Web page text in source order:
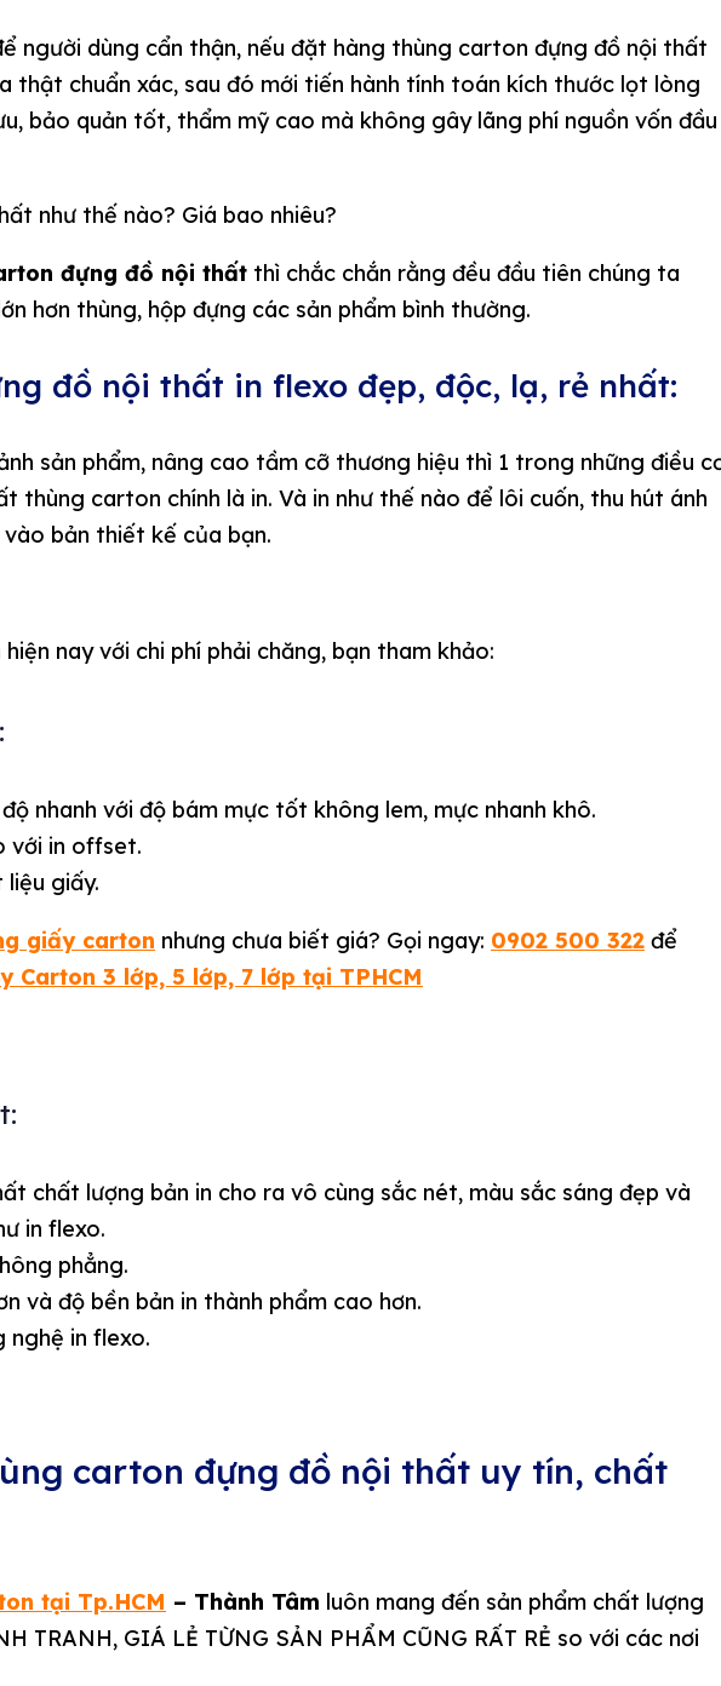
người dùng cẩn thận, nếu đặt hàng thùng carton đựng đồ nội thất
thật chuẩn xác, sau đó mới tiến hành tính toán kích thước lọt lòng
bảo quản tốt, thẩm mỹ cao mà không gây lãng phí nguồn vốn đầu
đựng đồ nội thất thì chắc chắn rằng đều đầu tiên chúng ta
hơn thùng, hộp đựng các sản phẩm bình thường.
đồ nội thất in flexo đẹp, độc, lạ, rẻ nhất:
sản phẩm, nâng cao tầm cỡ thương hiệu thì 1 trong những điều
thùng carton chính là in. Và in như thế nào để lôi cuốn, thu hút ánh
bản thiết kế của bạn.
nay với chi phí phải chăng, bạn tham khảo:
nhanh với độ bám mực tốt không lem, mực nhanh khô.
với in offset.
giấy.
giấy carton nhưng chưa biết giá? Gọi ngay: 0902 500 322 để
Carton 3 lớp, 5 lớp, 7 lớp tại TPHCM
chất lượng bản in cho ra vô cùng sắc nét, màu sắc sáng đẹp và
in flexo.
phẳng.
và độ bền bản in thành phẩm cao hơn.
nghệ in flexo.
carton đựng đồ nội thất uy tín, chất
tại Tp.HCM – Thành Tâm luôn mang đến sản phẩm chất lượng
TRANH, GIÁ LẺ TỪNG SẢN PHẨM CŨNG RẤT RẺ so với các nơi